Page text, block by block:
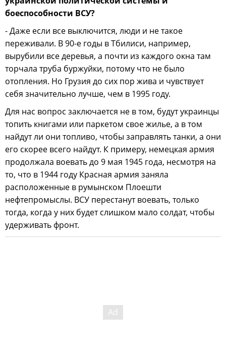
боеспособности ВСУ?
- Даже если все выключится, люди и не такое
переживали. В 90-е годы в Тбилиси, например,
вырубили все деревья, а почти из каждого окна там
торчала труба буржуйки, потому что не было
отопления. Но Грузия до сих пор жива и чувствует
себя значительно лучше, чем в 1995 году.
Для нас вопрос заключается не в том, будут украинцы
топить книгами или паркетом свое жилье, а в том
найдут ли они топливо, чтобы заправлять танки, а они
его скорее всего найдут. К примеру, немецкая армия
продолжала воевать до 9 мая 1945 года, несмотря на
то, что в 1944 году Красная армия заняла
расположенные в румынском Плоешти
нефтепромыслы. ВСУ перестанут воевать, только
тогда, когда у них будет слишком мало солдат, чтобы
удерживать фронт.